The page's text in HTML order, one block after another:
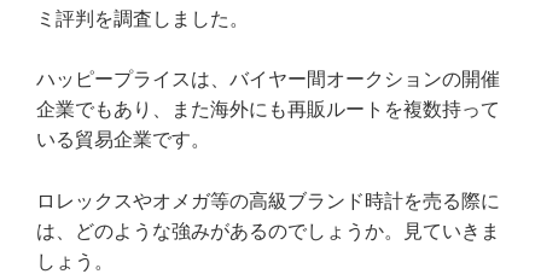
ミ評判を調査しました。
ハッピープライスは、バイヤー間オークションの開催
企業でもあり、また海外にも再販ルートを複数持って
いる貿易企業です。
ロレックスやオメガ等の高級ブランド時計を売る際に
は、どのような強みがあるのでしょうか。見ていきま
しょう。